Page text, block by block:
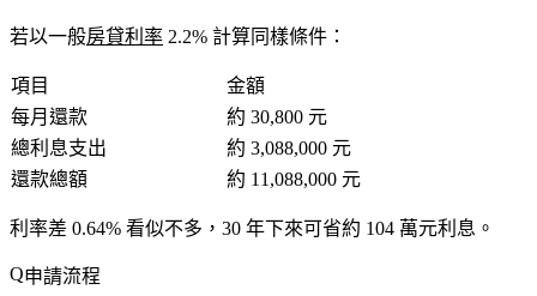
若以一般房貸利率 2.2% 計算同樣條件：
項目
金額
每月還款
約 30,800 元
總利息支出
約 3,088,000 元
還款總額
約 11,088,000 元
利率差 0.64% 看似不多，30 年下來可省約 104 萬元利息。
申請流程